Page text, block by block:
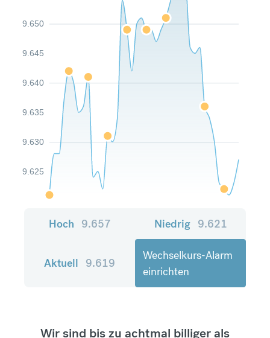
9.625
9.630
9.635
9.640
9.645
9.650
Hoch 9.657 Niedrig 9.621
Aktuell 9.619
Wechselkurs-Alarm
einrichten
Wir sind bis zu achtmal billiger als